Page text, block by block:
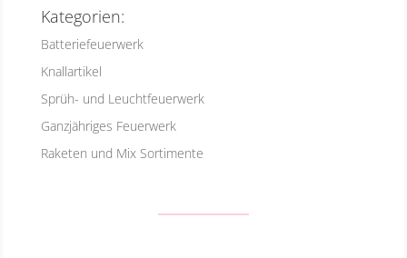
Kategorien:
Batteriefeuerwerk
Knallartikel
Sprüh- und Leuchtfeuerwerk
Ganzjähriges Feuerwerk
Raketen und Mix Sortimente